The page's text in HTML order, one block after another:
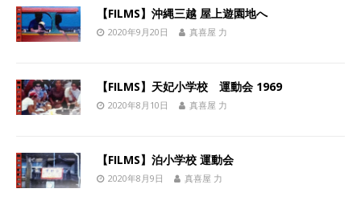
【FILMS】沖縄三越 屋上遊園地へ
2020年9月20日 真喜屋 力
【FILMS】天妃小学校 運動会 1969
2020年8月10日 真喜屋 力
【FILMS】泊小学校 運動会
2020年8月9日 真喜屋 力